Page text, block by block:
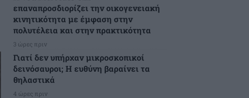
επαναπροσδιορίζει την οικογενειακή
κινητικότητα με έμφαση στην
πολυτέλεια και στην πρακτικότητα
3 ώρες πριν
Γιατί δεν υπήρχαν μικροσκοπικοί
δεινόσαυροι; Η ευθύνη βαραίνει τα
θηλαστικά
4 ώρες πριν